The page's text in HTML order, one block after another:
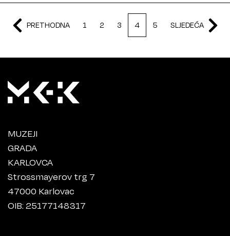
PRETHODNA 1 2 3 4 5 SLJEDEĆA
MUZEJI
GRADA
KARLOVCA
Strossmayerov trg 7
47000 Karlovac
OIB: 25177148317